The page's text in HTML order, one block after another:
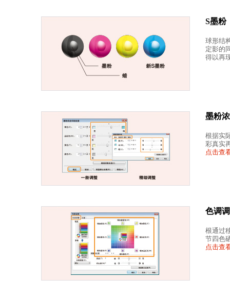
S墨粉
球形结
定影的
得以再
墨粉
根据实
彩真实
点击查
色调
根通过
节四色
点击查